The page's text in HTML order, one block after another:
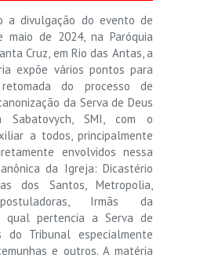
a divulgação do evento de
maio de 2024, na Paróquia
Cruz, em Rio das Antas, a
expõe vários pontos para
do processo de
da Serva de Deus
Sabatovych, SMI, com o
a todos, principalmente
envolvidos nessa
da Igreja: Dicastério
dos Santos, Metropolia,
Irmãs da
qual pertencia a Serva de
do Tribunal especialmente
e outros. A matéria